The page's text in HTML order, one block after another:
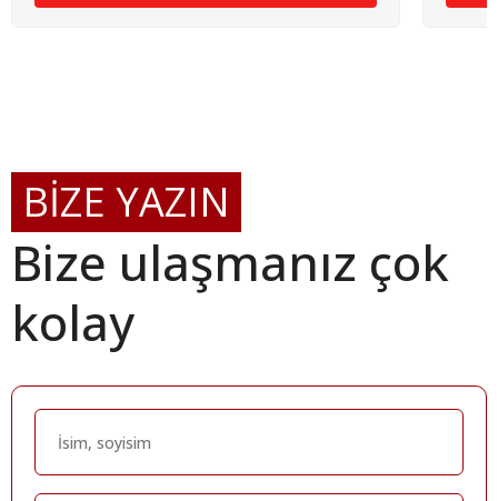
BİZE YAZIN
Bize ulaşmanız çok
kolay